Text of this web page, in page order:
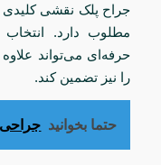
جراح پلک نقشی کلیدی
مطلوب دارد.
حرفه‌ای می‌تواند
را نیز تضمین کند.
حتما بخوانید